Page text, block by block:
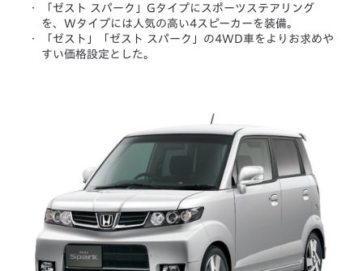
・
「ゼスト スパーク」Gタイプにスポーツステアリング
を、Wタイプには人気の高い4スピーカーを装備。
・
「ゼスト」「ゼスト スパーク」の4WD車をよりお求めや
すい価格設定とした。